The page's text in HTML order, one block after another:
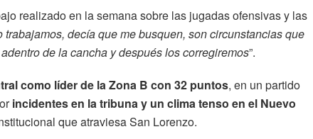
realizado en la semana sobre las jugadas ofensivas y las
trabajamos, decía que me busquen, son circunstancias que
de la cancha y después los corregiremos”.
como líder de la Zona B con 32 puntos, en un partido
incidentes en la tribuna y un clima tenso en el Nuevo
que atraviesa San Lorenzo.